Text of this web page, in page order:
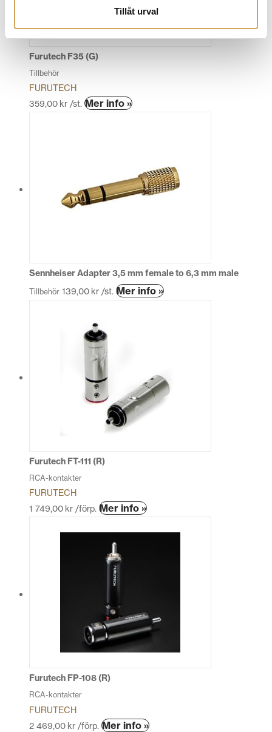
Tillåt urval
Furutech F35 (G)
Tillbehör
FURUTECH
359,00 kr /st. Mer info »Den
varianter.
De
olika
produktsidan
Sennheiser Adapter 3,5 mm female to 6,3 mm male
Tillbehör 139,00 kr /st. Mer info »
Furutech FT-111 (R)
RCA-kontakter
FURUTECH
1 749,00 kr /förp. Mer info »
Furutech FP-108 (R)
RCA-kontakter
FURUTECH
2 469,00 kr /förp. Mer info »